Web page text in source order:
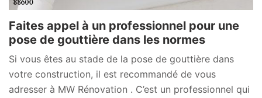
Faites appel à un professionnel pour une
pose de gouttière dans les normes
Si vous êtes au stade de la pose de gouttière dans
votre construction, il est recommandé de vous
adresser à MW Rénovation . C’est un professionnel qui